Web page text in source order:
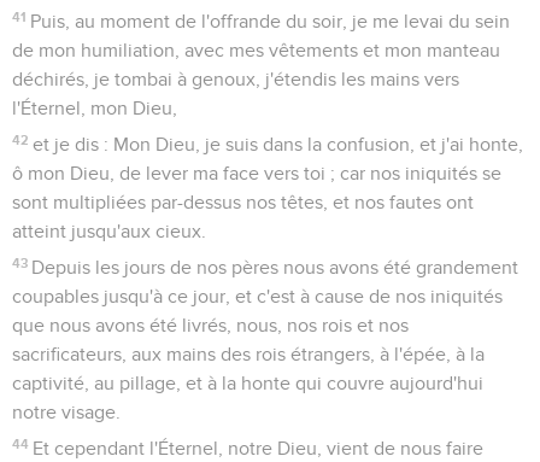
41 Puis, au moment de l'offrande du soir, je me levai du sein
de mon humiliation, avec mes vêtements et mon manteau
déchirés, je tombai à genoux, j'étendis les mains vers
l'Éternel, mon Dieu,
42 et je dis : Mon Dieu, je suis dans la confusion, et j'ai honte,
ô mon Dieu, de lever ma face vers toi ; car nos iniquités se
sont multipliées par-dessus nos têtes, et nos fautes ont
atteint jusqu'aux cieux.
43 Depuis les jours de nos pères nous avons été grandement
coupables jusqu'à ce jour, et c'est à cause de nos iniquités
que nous avons été livrés, nous, nos rois et nos
sacrificateurs, aux mains des rois étrangers, à l'épée, à la
captivité, au pillage, et à la honte qui couvre aujourd'hui
notre visage.
44 Et cependant l'Éternel, notre Dieu, vient de nous faire